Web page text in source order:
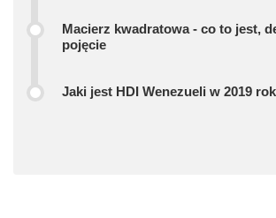
Macierz kwadratowa - co to jest,
pojęcie
Jaki jest HDI Wenezueli w 2019